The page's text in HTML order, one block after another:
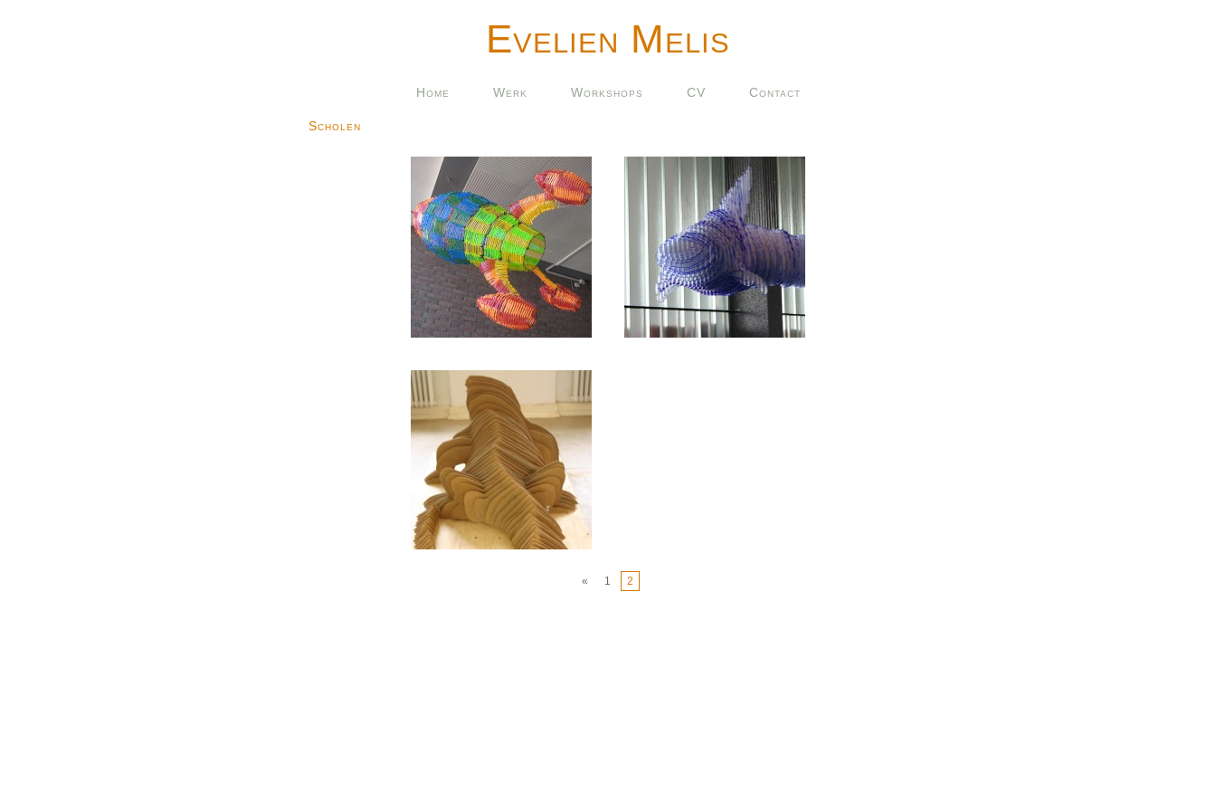
Evelien Melis
Home Werk Workshops CV Contact
Scholen
« 1 2